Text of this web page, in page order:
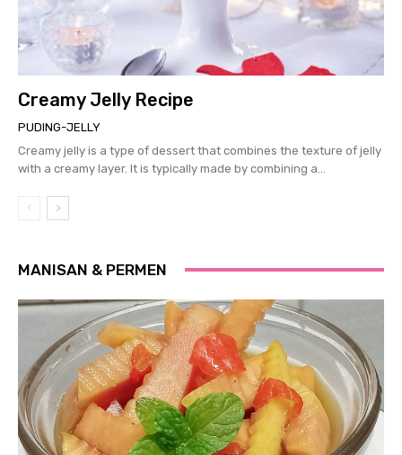
Creamy Jelly Recipe
PUDING-JELLY
Creamy jelly is a type of dessert that combines the texture of jelly
with a creamy layer. It is typically made by combining a...
MANISAN & PERMEN